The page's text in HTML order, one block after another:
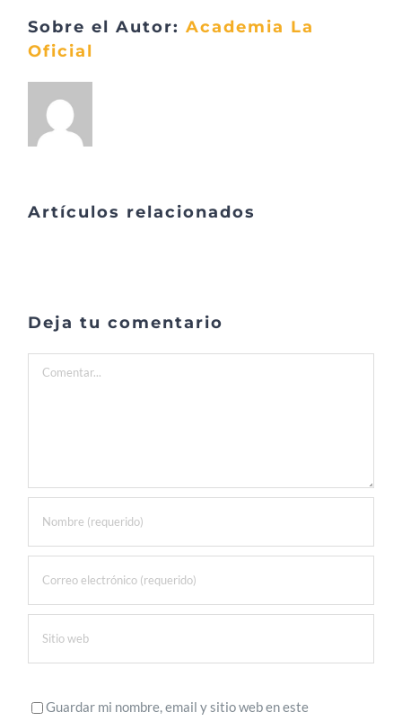
Sobre el Autor:Academia La
Oficial
Artículos relacionados
Deja tu comentario
Comentar
Guardar mi nombre, email y sitio web en este